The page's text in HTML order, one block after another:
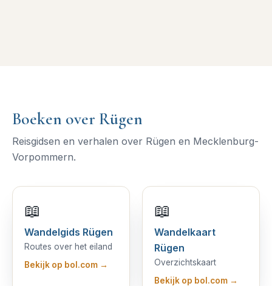
Boeken over Rügen
Reisgidsen en verhalen over Rügen en Mecklenburg-
Vorpommern.
📖
Wandelgids Rügen
Routes over het eiland
Bekijk op bol.com →
📖
Wandelkaart
Rügen
Overzichtskaart
Bekijk op bol.com →